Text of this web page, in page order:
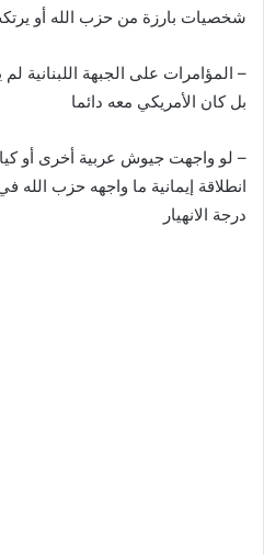
شخصيات بارزة من حزب الله أو
– المؤامرات على الجبهة اللبنانية
بل كان الأمريكي معه دائما
– لو واجهت جيوش عربية أخرى أو
انطلاقة إيمانية ما واجهه حزب الله
درجة الانهيار